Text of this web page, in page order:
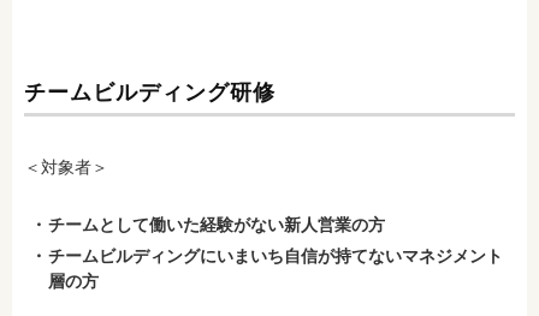
チームビルディング研修
＜対象者＞
チームとして働いた経験がない新人営業の方
チームビルディングにいまいち自信が持てないマネジメント
層の方